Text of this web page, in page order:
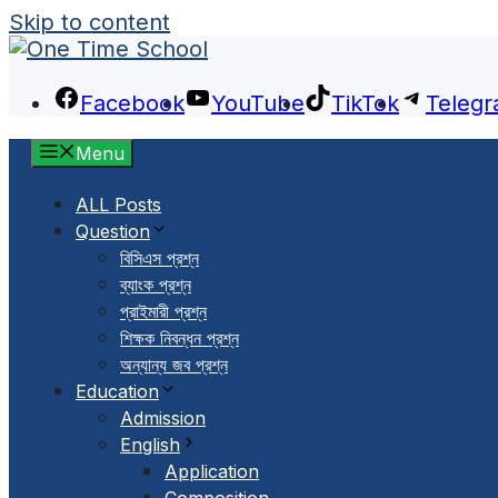
Skip to content
Facebook YouTube TikTok
Menu
ALL Posts
Question
বিসিএস প্রশ্ন
ব্যাংক প্রশ্ন
প্রাইমারী প্রশ্ন
শিক্ষক নিবন্ধন প্রশ্ন
অন্যান্য জব প্রশ্ন
Education
Admission
English
Application